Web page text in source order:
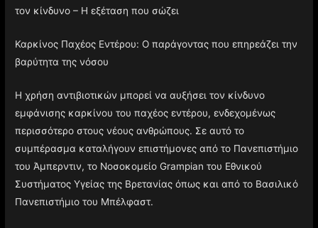
τον κίνδυνο – Η εξέταση που σώζει
Καρκίνος Παχέος Εντέρου: Ο παράγοντας που επηρεάζει την
βαρύτητα της νόσου
Η χρήση αντιβιοτικών μπορεί να αυξήσει τον κίνδυνο
εμφάνισης καρκίνου του παχέος εντέρου, ενδεχομένως
περισσότερο στους νέους ανθρώπους. Σε αυτό το
συμπέρασμα καταλήγουν επιστήμονες από το Πανεπιστήμιο
του Άμπερντιν, το Νοσοκομείο Grampian του Εθνικού
Συστήματος Υγείας της Βρετανίας όπως και από το Βασιλικό
Πανεπιστήμιο του Μπέλφαστ.